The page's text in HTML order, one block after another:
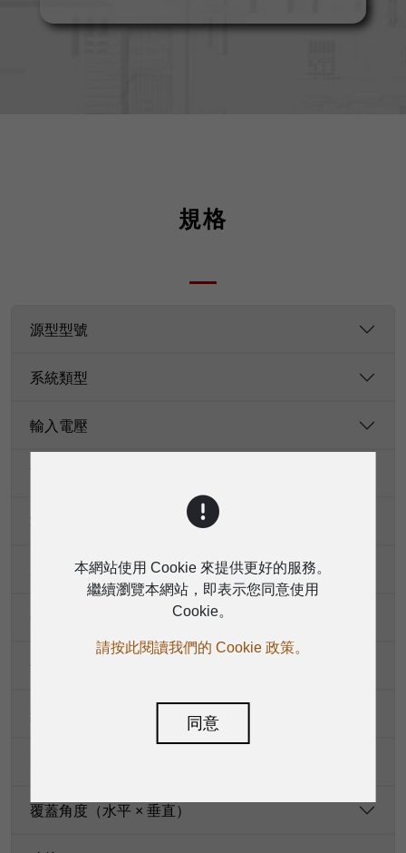
規格
源型型號
系統類型
輸入電壓
可選變壓器功率
功率容量（8 Ω）
系統阻抗
敏感度（1 W/1 m）
最大聲壓級（1米處）
頻率響應（-6dB）
覆蓋角度（水平 × 垂直）
本網站使用 Cookie 來提供更好的服務。
繼續瀏覽本網站，即表示您同意使用
Cookie。
請按此閱讀我們的 Cookie 政策。
同意